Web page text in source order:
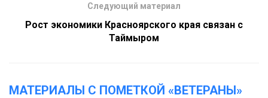
Следующий материал
Рост экономики Красноярского края связан с
Таймыром
МАТЕРИАЛЫ С ПОМЕТКОЙ «ВЕТЕРАНЫ»